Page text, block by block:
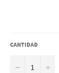
CANTIDAD
− +